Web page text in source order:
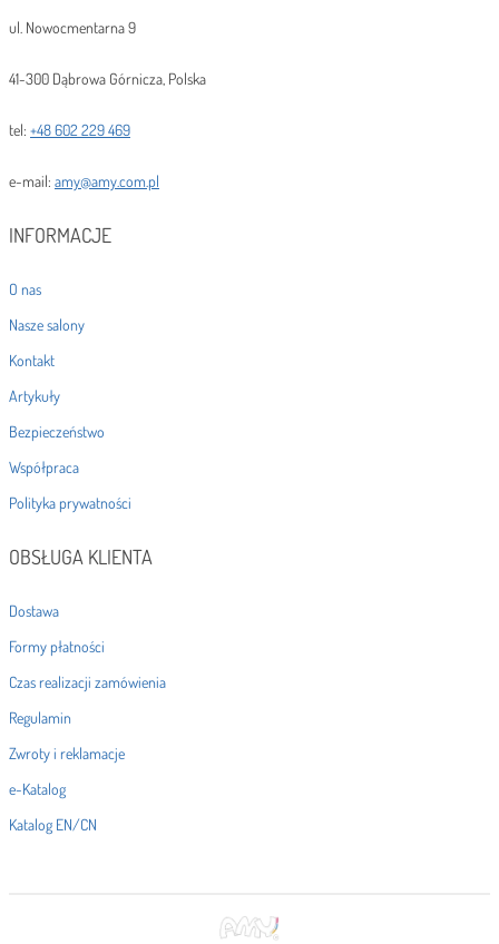
ul. Nowocmentarna 9
41-300 Dąbrowa Górnicza, Polska
tel: +48 602 229 469
e-mail: amy@amy.com.pl
INFORMACJE
O nas
Nasze salony
Kontakt
Artykuły
Bezpieczeństwo
Współpraca
Polityka prywatności
OBSŁUGA KLIENTA
Dostawa
Formy płatności
Czas realizacji zamówienia
Regulamin
Zwroty i reklamacje
e-Katalog
Katalog EN/CN